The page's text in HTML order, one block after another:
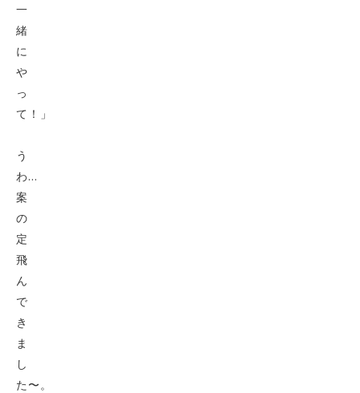
一
緒
に
や
っ
て！」
う
わ…
案
の
定
飛
ん
で
き
ま
し
た〜。